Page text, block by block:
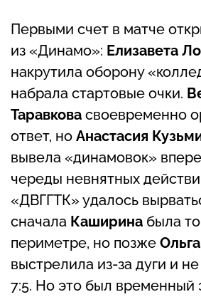
Первыми счет в матче
из «Динамо»: Елизавета
накрутила оборону
набрала стартовые очки.
Таравкова своевременно
ответ, но Анастасия
вывела «динамовок»
череды невнятных
«ДВГГТК» удалось
сначала Каширина была
периметре, но позже
выстрелила из-за дуги и
7:5. Но это был временный